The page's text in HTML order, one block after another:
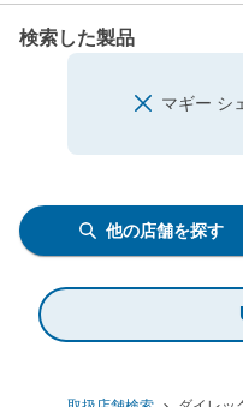
検索した製品
マギー シ
他の店舗を探す